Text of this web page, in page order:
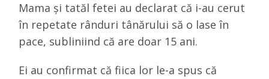
Mama și tatăl fetei au declarat că i-au cerut
în repetate rânduri tânărului să o lase în
pace, subliniind că are doar 15 ani.
Ei au confirmat că fiica lor le-a spus că